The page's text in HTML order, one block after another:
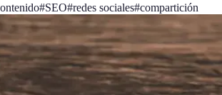
#SEO#redes sociales#compartición